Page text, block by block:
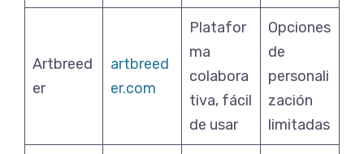
Artbreed
er
artbreed
er.com
Platafor
ma
colabora
tiva, fácil
de usar
Opciones
de
personali
zación
limitadas